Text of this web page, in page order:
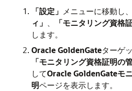
「設定」 メニューに移動し、
ィ」
「モニタリング資格
します。
Oracle GoldenGateターゲ
「モニタリング資格証明の
してOracle GoldenGateモ
明ページを表示します。